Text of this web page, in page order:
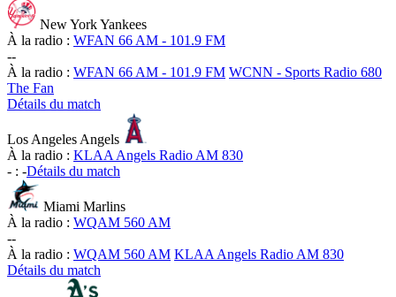
New York Yankees
À la radio : WFAN 66 AM - 101.9 FM
--
À la radio : WFAN 66 AM - 101.9 FM WCNN - Sports Radio 680
The Fan
Détails du match
Los Angeles Angels
À la radio : KLAA Angels Radio AM 830
- : -Détails du match
Miami Marlins
À la radio : WQAM 560 AM
--
À la radio : WQAM 560 AM KLAA Angels Radio AM 830
Détails du match